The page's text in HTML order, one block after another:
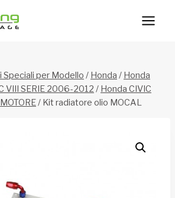
Speciali per Modello / Honda / Honda
VIII SERIE 2006-2012 / Honda CIVIC
MOTORE/ Kit radiatore olio MOCAL